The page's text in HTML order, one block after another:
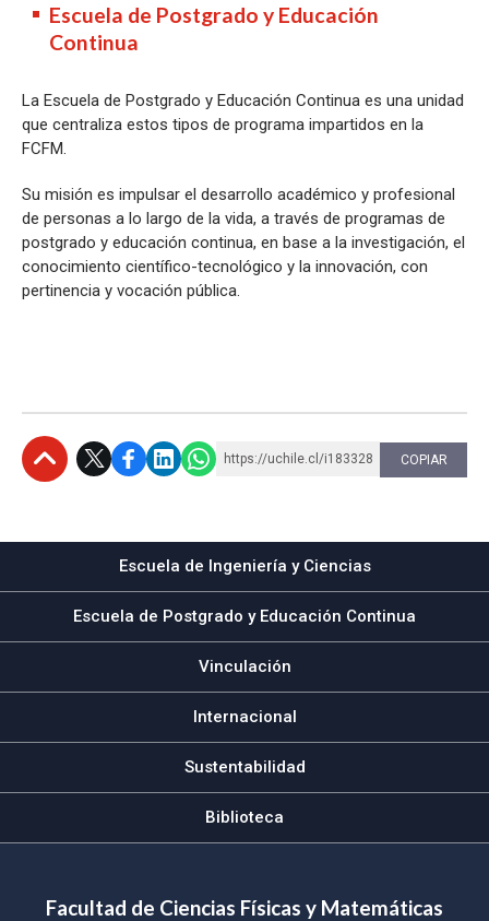
Escuela de Postgrado y Educación
Continua
La Escuela de Postgrado y Educación Continua es una unidad
que centraliza estos tipos de programa impartidos en la
FCFM.
Su misión es impulsar el desarrollo académico y profesional
de personas a lo largo de la vida, a través de programas de
postgrado y educación continua, en base a la investigación, el
conocimiento científico-tecnológico y la innovación, con
pertinencia y vocación pública.
https://uchile.cl/i183328 COPIAR
Escuela de Ingeniería y Ciencias
Escuela de Postgrado y Educación Continua
Vinculación
Internacional
Sustentabilidad
Biblioteca
Facultad de Ciencias Físicas y Matemáticas